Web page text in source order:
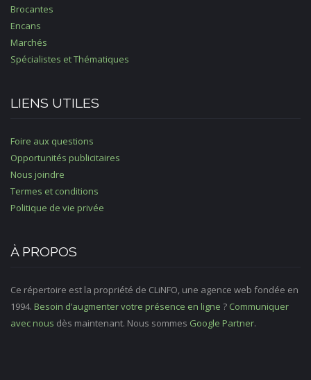
Brocantes
Encans
Marchés
Spécialistes et Thématiques
LIENS UTILES
Foire aux questions
Opportunités publicitaires
Nous joindre
Termes et conditions
Politique de vie privée
À PROPOS
Ce répertoire est la propriété de CLiNFO, une agence web fondée en
1994. Besoin d’augmenter votre présence en ligne ? Communiquer
avec nous dès maintenant. Nous sommes Google Partner.